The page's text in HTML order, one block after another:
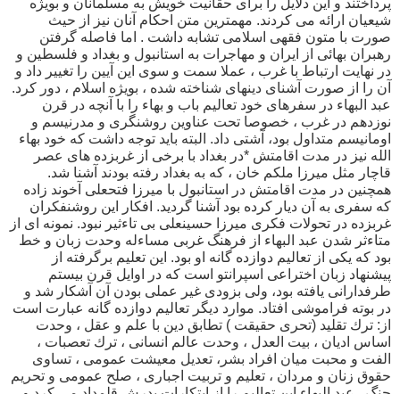
شيعيان ارائه مى كردند. مهمترين متن احكام آنان نيز از حيث
صورت با متون فقهى اسلامى تشابه داشت . اما فاصله گرفتن
رهبران بهائى از ايران و مهاجرات به استانبول و بغداد و فلسطين و
در نهايت ارتباط با غرب ، عملا سمت و سوى اين آيين را تغيير داد و
آن را از صورت آشناى دينهاى شناخته شده ، بويژه اسلام ، دور كرد.
عبد البهاء در سفرهاى خود تعاليم باب و بهاء را با آنچه در قرن
نوزدهم در غرب ، خصوصا تحت عناوين روشنگرى و مدرنيسم و
اومانيسم متداول بود، آشتى داد. البته بايد توجه داشت كه خود بهاء
الله نيز در مدت اقامتش *در بغداد با برخى از غربزده هاى عصر
قاچار مثل ميرزا ملكم خان ، كه به بغداد رفته بودند آشنا شد.
همچنين در مدت اقامتش در استانبول با ميرزا فتحعلى آخوند زاده
كه سفرى به آن ديار كرده بود آشنا گرديد. افكار اين روشنفكران
غربزده در تحولات فكرى ميرزا حسينعلى بى تاءثير نبود. نمونه اى از
متاءثر شدن عبد البهاء از فرهنگ غربى مساءله وحدت زبان و خط
بود كه يكى از تعاليم دوازده گانه او بود. اين تعليم برگرفته از
پيشنهاد زبان اختراعى اسپرانتو است كه در اوايل قرن بيستم
طرفدارانى يافته بود، ولى بزودى غير عملى بودن آن آشكار شد و
در بوته فراموشى افتاد. موارد ديگر تعاليم دوازده گانه عبارت است
از: ترك تقليد (تحرى حقيقت ) تطابق دين با علم و عقل ، وحدت
اساس اديان ، بيت العدل ، وحدت عالم انسانى ، ترك تعصبات ،
الفت و محبت ميان افراد بشر، تعديل معيشت عمومى ، تساوى
حقوق زنان و مردان ، تعليم و تربيت اجبارى ، صلح عمومى و تحريم